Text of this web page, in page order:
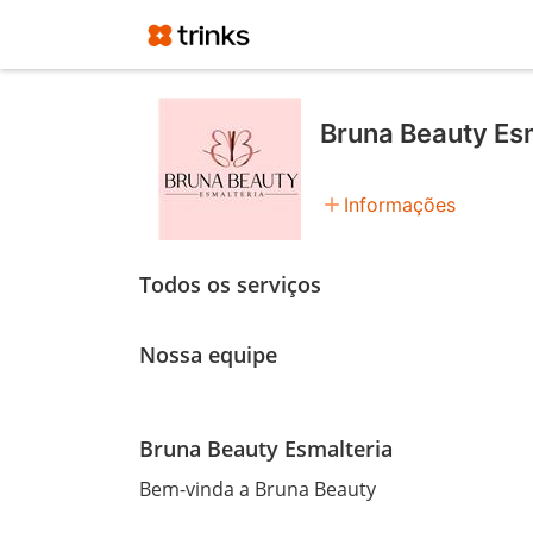
Bruna Beauty
add Informações
Todos os serviços
Nossa equipe
Bruna Beauty Esmalteria
Bem-vinda a Bruna Beauty